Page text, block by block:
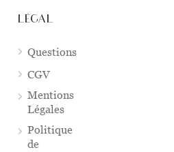
LÉGAL
Questions
CGV
Mentions
Légales
Politique
de